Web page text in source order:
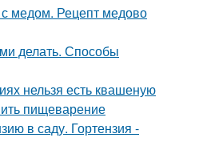
медом. Рецепт медово
делать. Способы
нельзя есть квашеную
пищеварение
в саду. Гортензия -